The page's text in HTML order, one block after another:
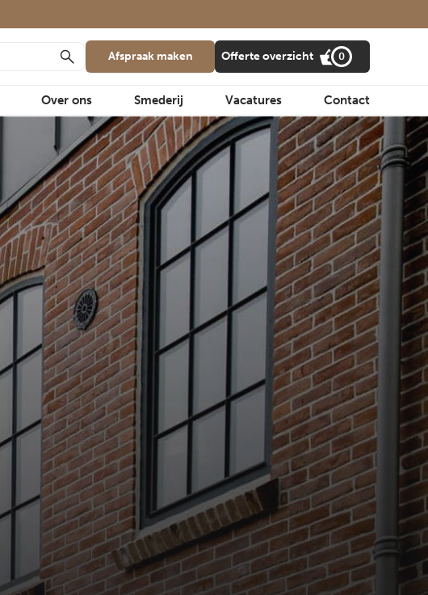
Afspraak maken Offerte overzicht 0
Over ons Smederij Vacatures Contact